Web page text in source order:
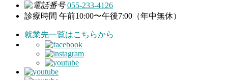
055-233-4126
診療時間 午前10:00〜午後7:00（年中無休）
就業先一覧はこちらから